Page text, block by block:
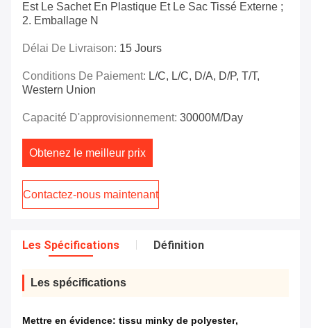
Est Le Sachet En Plastique Et Le Sac Tissé Externe ;
2. Emballage N
Délai De Livraison: 15 Jours
Conditions De Paiement: L/C, L/C, D/A, D/P, T/T,
Western Union
Capacité D'approvisionnement: 30000M/day
Obtenez le meilleur prix
Contactez-nous maintenant
Les Spécifications Définition
Les spécifications
Mettre en évidence: tissu minky de polyester,